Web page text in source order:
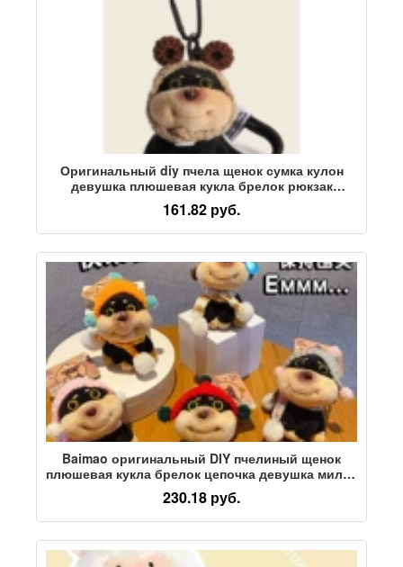
Оригинальный diy пчела щенок сумка кулон
девушка плюшевая кукла брелок рюкзак
школьная сумка кулон маленькая кукла
161.82 руб.
Baimao оригинальный DIY пчелиный щенок
плюшевая кукла брелок цепочка девушка милая
изысканная кукла сумка кулон
230.18 руб.